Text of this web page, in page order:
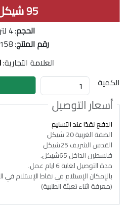
95
الحجم: 4 لتر
رقم المنتج:
العلامة التجارية:
الكمية
أسعار التوصيل
الدفع نقدًا عند التسليم
الضفة الغربية 20 شيكل
القدس الشريف 25شيكل
فلسطين الداخل 65شيكل.
مدة التوصيل لغاية 6 ايام عمل.
(معرفة اثناء تعبئة الطلبية)